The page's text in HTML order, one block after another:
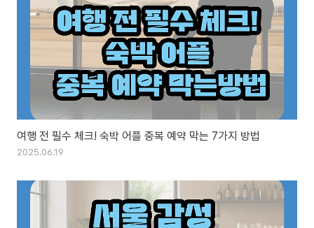
여행 전 필수 체크! 숙박 어플 중복 예약 막는 7가지 방법
2025.06.19